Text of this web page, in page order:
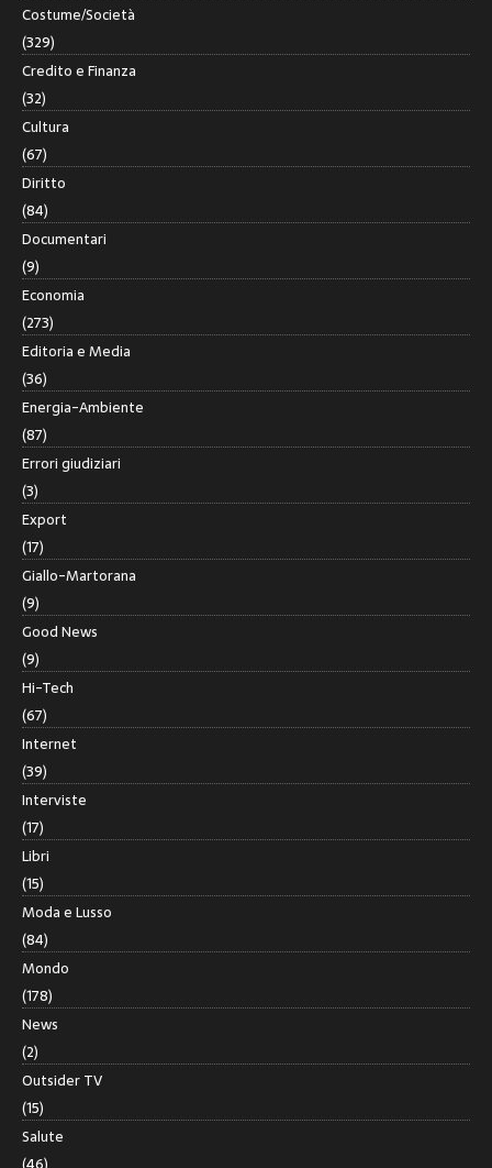
Costume/Società
(329)
Credito e Finanza
(32)
Cultura
(67)
Diritto
(84)
Documentari
(9)
Economia
(273)
Editoria e Media
(36)
Energia-Ambiente
(87)
Errori giudiziari
(3)
Export
(17)
Giallo-Martorana
(9)
Good News
(9)
Hi-Tech
(67)
Internet
(39)
Interviste
(17)
Libri
(15)
Moda e Lusso
(84)
Mondo
(178)
News
(2)
Outsider TV
(15)
Salute